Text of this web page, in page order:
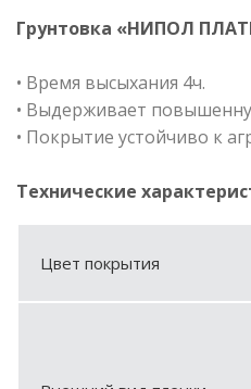
Грунтовка «НИПОЛ
• Время высыхания 4ч.
• Выдерживает
• Покрытие устойчиво к
Технические
Цвет покрытия